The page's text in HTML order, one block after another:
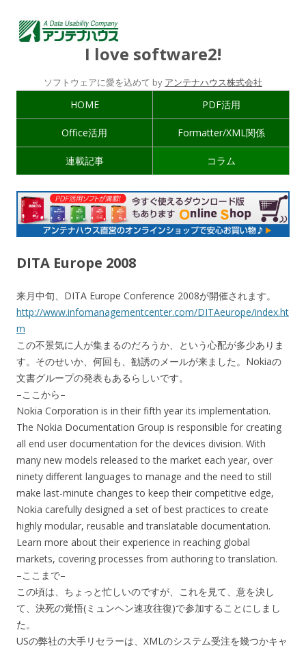
I love software2!
ソフトウェアに愛を込めて by アンテナハウス株式会社
HOME PDF活用
Office活用 Formatter/XML関係
連載記事 コラム
DITA Europe 2008
来月中旬、DITA Europe Conference 2008が開催されます。
http://www.infomanagementcenter.com/DITAeurope/index.ht
m
この不景気に人が集まるのだろうか、という心配が多少ありま
す。そのせいか、何回も、勧誘のメールが来ました。Nokiaの
文書グループの発表もあるらしいです。
–ここから–
Nokia Corporation is in their fifth year its implementation.
The Nokia Documentation Group is responsible for creating
all end user documentation for the devices division. With
many new models released to the market each year, over
ninety different languages to manage and the need to still
make last-minute changes to keep their competitive edge,
Nokia carefully designed a set of best practices to create
highly modular, reusable and translatable documentation.
Learn more about their experience in reaching global
markets, covering processes from authoring to translation.
–ここまで–
この頃は、ちょっと忙しいのですが、これを見て、意を決し
て、決死の覚悟(ミュンヘン速攻往復)で参加することにしまし
た。
USの弊社の大手リセラーは、XMLのシステム受注を幾つかキャ